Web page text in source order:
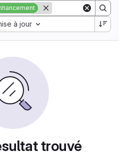
à jour
trouvé